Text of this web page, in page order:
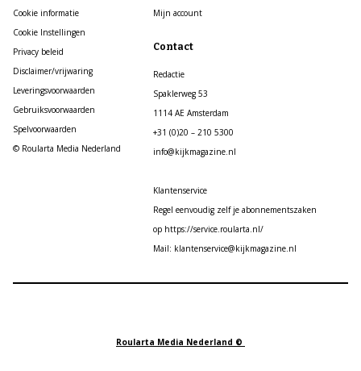
Cookie informatie
Cookie Instellingen
Privacy beleid
Disclaimer/vrijwaring
Leveringsvoorwaarden
Gebruiksvoorwaarden
Spelvoorwaarden
© Roularta Media Nederland
Mijn account
Contact
Redactie
Spaklerweg 53
1114 AE Amsterdam
+31 (0)20 – 210 5300
info@kijkmagazine.nl
Klantenservice
Regel eenvoudig zelf je abonnementszaken
op https://service.roularta.nl/
Mail: klantenservice@kijkmagazine.nl
Roularta Media Nederland ©